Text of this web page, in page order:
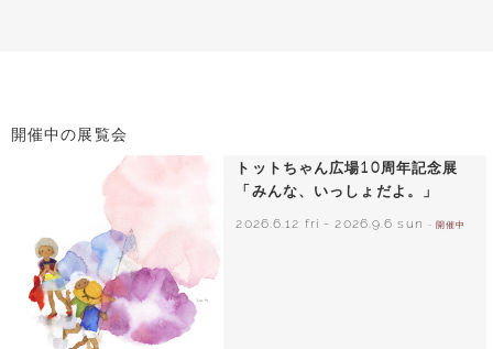
開催中の展覧会
トットちゃん広場10周年記念展
「みんな、いっしょだよ。」
2026.6.12 fri - 2026.9.6 sun - 開催中